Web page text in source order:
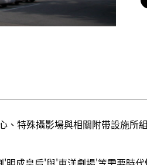
、特殊攝影場與相關附帶設施所